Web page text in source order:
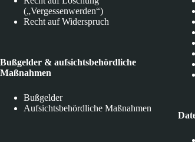
(„Vergessenwerden“)
Recht auf Widerspruch
Bußgelder & aufsichtsbehördliche
Maßnahmen
Bußgelder
Aufsichtsbehördliche Maßnahmen